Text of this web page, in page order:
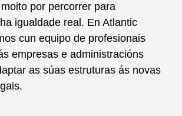
por percorrer para
igualdade real. En Atlantic
cun equipo de profesionais
empresas e administracións
as súas estruturas ás novas